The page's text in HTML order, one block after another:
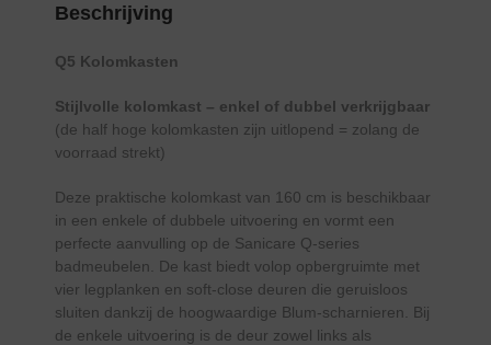
Beschrijving
Q5 Kolomkasten
Stijlvolle kolomkast – enkel of dubbel verkrijgbaar
(de half hoge kolomkasten zijn uitlopend = zolang de
voorraad strekt)
Deze praktische kolomkast van 160 cm is beschikbaar
in een enkele of dubbele uitvoering en vormt een
perfecte aanvulling op de Sanicare Q-series
badmeubelen. De kast biedt volop opbergruimte met
vier legplanken en soft-close deuren die geruisloos
sluiten dankzij de hoogwaardige Blum-scharnieren. Bij
de enkele uitvoering is de deur zowel links als